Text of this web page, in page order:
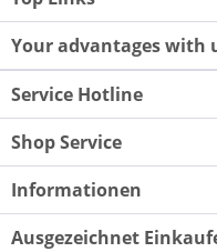
Your advantages with
Service Hotline
Shop Service
Informationen
Ausgezeichnet